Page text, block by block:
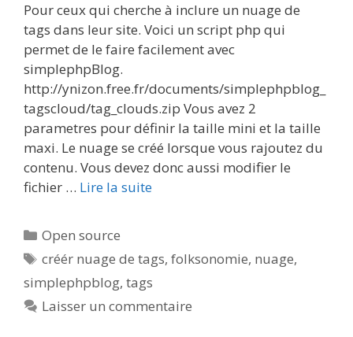
Pour ceux qui cherche à inclure un nuage de
tags dans leur site. Voici un script php qui
permet de le faire facilement avec
simplephpBlog.
http://ynizon.free.fr/documents/simplephpblog_
tagscloud/tag_clouds.zip Vous avez 2
parametres pour définir la taille mini et la taille
maxi. Le nuage se créé lorsque vous rajoutez du
contenu. Vous devez donc aussi modifier le
fichier … Lire la suite
Catégories
Open source
Étiquettes
créér nuage de tags,folksonomie, nuage,
simplephpblog, tags
Laisser un commentaire